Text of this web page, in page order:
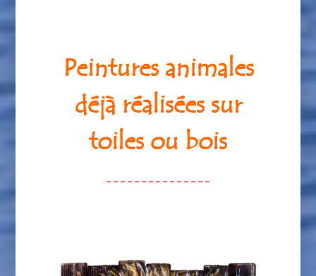
Peintures animales
déjà réalisées sur
toiles ou bois